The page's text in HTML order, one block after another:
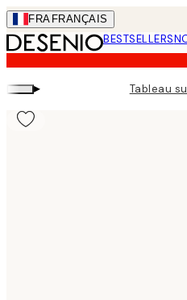
Skip
to
main
content.
FRA FRANÇAIS
BESTSELLERS
▸ Tableau